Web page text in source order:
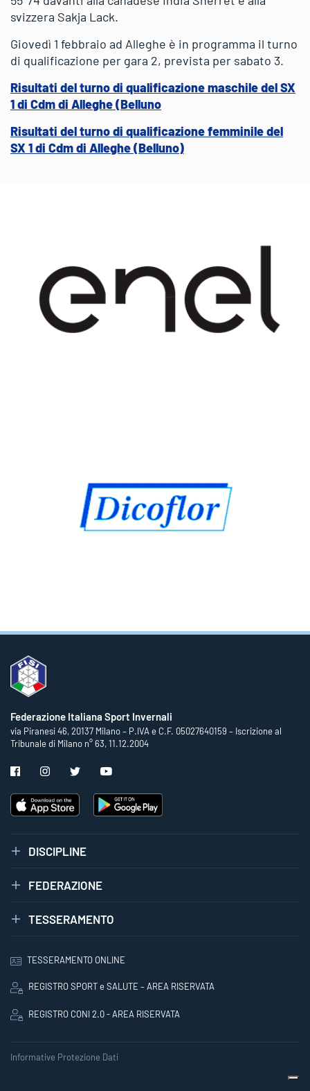
svizzera Sakja Lack.
Giovedì 1 febbraio ad Alleghe è in programma il turno
di qualificazione per gara 2, prevista per sabato 3.
Risultati del turno di qualificazione maschile del SX
1 di Cdm di Alleghe (Belluno
Risultati del turno di qualificazione femminile del
SX 1 di Cdm di Alleghe (Belluno)
Federazione Italiana Sport Invernali
via Piranesi 46, 20137 Milano – P.IVA e C.F. 05027640159 – Iscrizione al
Tribunale di Milano n° 63, 11.12.2004
DISCIPLINE
FEDERAZIONE
TESSERAMENTO
TESSERAMENTO ONLINE
REGISTRO SPORT e SALUTE – AREA RISERVATA
REGISTRO CONI 2.0 - AREA RISERVATA
Informative Protezione Dati